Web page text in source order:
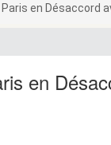
en Désaccord
en